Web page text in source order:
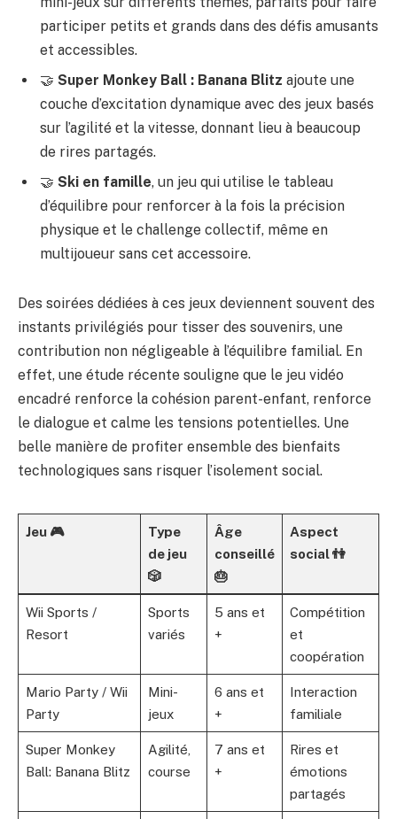
participer petits et grands dans des défis amusants
et accessibles.
🤝 Super Monkey Ball : Banana Blitz ajoute une
couche d’excitation dynamique avec des jeux basés
sur l’agilité et la vitesse, donnant lieu à beaucoup
de rires partagés.
🤝 Ski en famille, un jeu qui utilise le tableau
d’équilibre pour renforcer à la fois la précision
physique et le challenge collectif, même en
multijoueur sans cet accessoire.
Des soirées dédiées à ces jeux deviennent souvent des
instants privilégiés pour tisser des souvenirs, une
contribution non négligeable à l’équilibre familial. En
effet, une étude récente souligne que le jeu vidéo
encadré renforce la cohésion parent-enfant, renforce
le dialogue et calme les tensions potentielles. Une
belle manière de profiter ensemble des bienfaits
technologiques sans risquer l’isolement social.
Jeu 🎮
Type
de jeu
🎲
Âge
conseillé
🎂
Aspect
social 👫
Wii Sports /
Resort
Sports
variés
5 ans et
+
Compétition
et
coopération
Mario Party / Wii
Party
Mini-
jeux
6 ans et
+
Interaction
familiale
Super Monkey
Ball: Banana Blitz
Agilité,
course
7 ans et
+
Rires et
émotions
partagés